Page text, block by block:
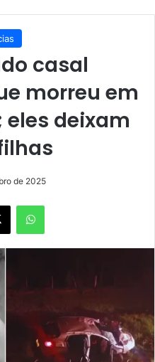
casal
morreu em
eles deixam
de 2025
X WhatsApp